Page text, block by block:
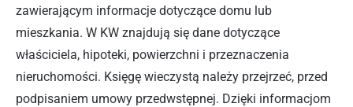
zawierającym informacje dotyczące domu lub
mieszkania. W KW znajdują się dane dotyczące
właściciela, hipoteki, powierzchni i przeznaczenia
nieruchomości. Księgę wieczystą należy przejrzeć, przed
podpisaniem umowy przedwstępnej. Dzięki informacjom